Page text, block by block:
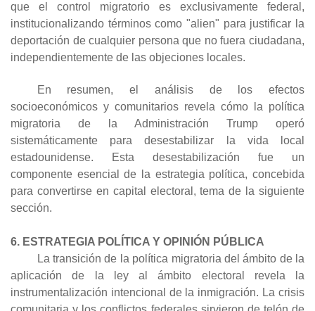
que el control migratorio es exclusivamente federal,
institucionalizando términos como "alien" para justificar la
deportación de cualquier persona que no fuera ciudadana,
independientemente de las objeciones locales.
En resumen, el análisis de los efectos
socioeconómicos y comunitarios revela cómo la política
migratoria de la Administración Trump operó
sistemáticamente para desestabilizar la vida local
estadounidense. Esta desestabilización fue un
componente esencial de la estrategia política, concebida
para convertirse en capital electoral, tema de la siguiente
sección.
6. ESTRATEGIA POLÍTICA Y OPINIÓN PÚBLICA
La transición de la política migratoria del ámbito de la
aplicación de la ley al ámbito electoral revela la
instrumentalización intencional de la inmigración. La crisis